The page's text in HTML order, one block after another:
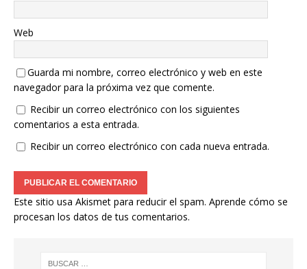
Web
Guarda mi nombre, correo electrónico y web en este
navegador para la próxima vez que comente.
Recibir un correo electrónico con los siguientes
comentarios a esta entrada.
Recibir un correo electrónico con cada nueva entrada.
Este sitio usa Akismet para reducir el spam. Aprende cómo se
procesan los datos de tus comentarios.